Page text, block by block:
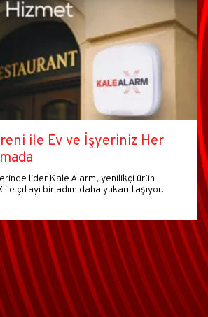
ile Ev ve İşyeriniz Her
lider Kale Alarm, yenilikçi ürün
çıtayı bir adım daha yukarı taşıyor.